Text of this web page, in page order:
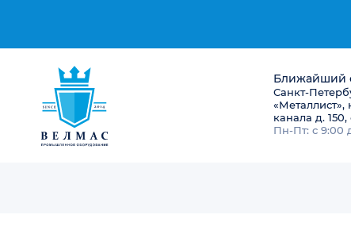
Ближайший
Санкт-
«Металлист»,
канала д. 150,
Пн-Пт: с 9:00